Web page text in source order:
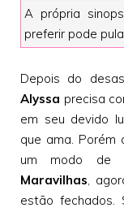
A própria
preferir pode
Depois do
Alyssa precisa
em seu devido
que ama.
um modo de
Maravilhas,
estão